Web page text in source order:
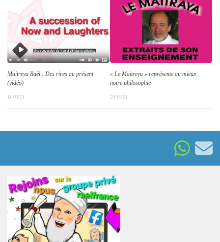
Maitreya Raël : Des rires au présent
(vidéo)
11/03/21
« Le Maitreya » représente au mieux
notre philosophie
29/10/21